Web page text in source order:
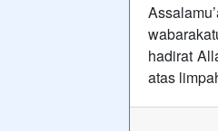
hadirat
atas